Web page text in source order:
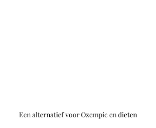
Een alternatief voor Ozempic en dieten